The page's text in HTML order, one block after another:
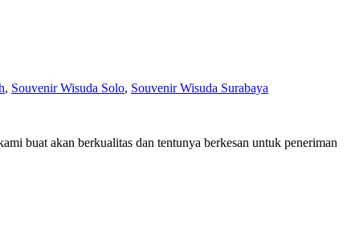
, Souvenir Wisuda Solo, Souvenir Wisuda Surabaya
buat akan berkualitas dan tentunya berkesan untuk peneriman